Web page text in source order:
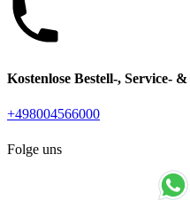
Kostenlose Bestell-, Service-
+498004566000
Folge uns